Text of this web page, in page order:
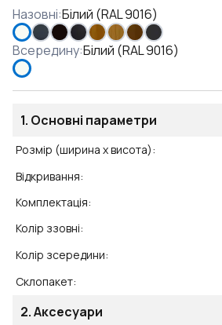
Назовні:Білий (RAL 9016)
Всередину:Білий (RAL 9016)
1. Основні параметри
Розмір (ширина x висота):
Відкривання:
Комплектація:
Колір ззовні:
Колір зсередини:
Склопакет:
2.Аксесуари